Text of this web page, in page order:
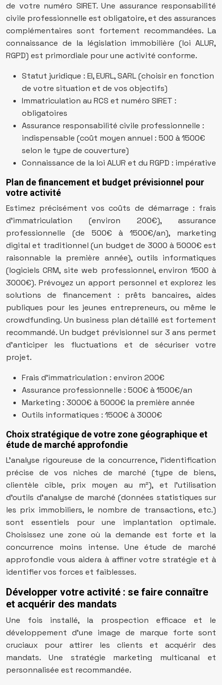
de votre numéro SIRET. Une assurance responsabilité
civile professionnelle est obligatoire, et des assurances
complémentaires sont fortement recommandées. La
connaissance de la législation immobilière (loi ALUR,
RGPD) est primordiale pour une activité conforme.
Statut juridique : EI, EURL, SARL (choisir en fonction
de votre situation et de vos objectifs)
Immatriculation au RCS et numéro SIRET :
obligatoires
Assurance responsabilité civile professionnelle :
indispensable (coût moyen annuel : 500 à 1500€
selon le type de couverture)
Connaissance de la loi ALUR et du RGPD : impérative
Plan de financement et budget prévisionnel pour
votre activité
Estimez précisément vos coûts de démarrage : frais
d’immatriculation (environ 200€), assurance
professionnelle (de 500€ à 1500€/an), marketing
digital et traditionnel (un budget de 3000 à 5000€ est
raisonnable la première année), outils informatiques
(logiciels CRM, site web professionnel, environ 1500 à
3000€). Prévoyez un apport personnel et explorez les
solutions de financement : prêts bancaires, aides
publiques pour les jeunes entrepreneurs, ou même le
crowdfunding. Un business plan détaillé est fortement
recommandé. Un budget prévisionnel sur 3 ans permet
d’anticiper les fluctuations et de sécuriser votre
projet.
Frais d’immatriculation : environ 200€
Assurance professionnelle : 500€ à 1500€/an
Marketing : 3000€ à 5000€ la première année
Outils informatiques : 1500€ à 3000€
Choix stratégique de votre zone géographique et
étude de marché approfondie
L’analyse rigoureuse de la concurrence, l’identification
précise de vos niches de marché (type de biens,
clientèle cible, prix moyen au m²), et l’utilisation
d’outils d’analyse de marché (données statistiques sur
les prix immobiliers, le nombre de transactions, etc.)
sont essentiels pour une implantation optimale.
Choisissez une zone où la demande est forte et la
concurrence moins intense. Une étude de marché
approfondie vous aidera à affiner votre stratégie et à
identifier vos forces et faiblesses.
Développer votre activité : se faire connaître
et acquérir des mandats
Une fois installé, la prospection efficace et le
développement d’une image de marque forte sont
cruciaux pour attirer les clients et acquérir des
mandats. Une stratégie marketing multicanal et
personnalisée est recommandée.